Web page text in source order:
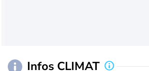
Infos CLIMAT